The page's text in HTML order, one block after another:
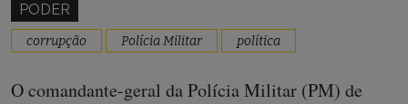
PODER
corrupção Polícia Militar política
O comandante-geral da Polícia Militar (PM) de